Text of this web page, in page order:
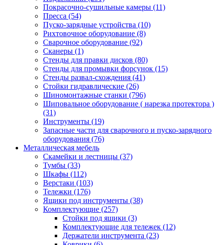
Покрасочно-сушильные камеры (11)
Пресса (54)
Пуско-зарядные устройства (10)
Рихтовочное оборудование (8)
Сварочное оборудование (92)
Сканеры (1)
Стенды для правки дисков (80)
Стенды для промывки форсунок (15)
Стенды развал-схождения (41)
Стойки гидравлические (26)
Шиномонтажные станки (796)
Шиповальное оборудование ( нарезка протектора )
(31)
Инструменты (19)
Запасные части для сварочного и пуско-зарядного
оборудования (76)
Металлическая мебель
Скамейки и лестницы (37)
Тумбы (33)
Шкафы (112)
Верстаки (103)
Тележки (176)
Ящики под инструменты (38)
Комплектующие (257)
Стойки под ящики (3)
Комплектующие для тележек (12)
Держатели инструмента (23)